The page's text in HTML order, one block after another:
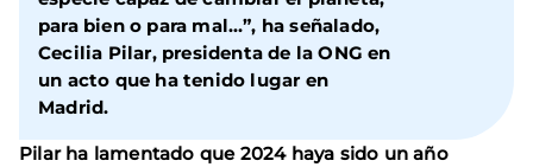
para bien o para mal…”, ha señalado,
Cecilia Pilar, presidenta de la ONG en
un acto que ha tenido lugar en
Madrid.
Pilar ha lamentado que 2024 haya sido un año